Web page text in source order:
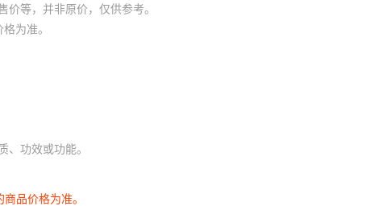
等，并非原价，仅供参考。
为准。
功效或功能。
品价格为准。